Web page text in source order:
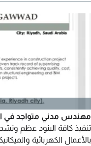
تنفيذ كافة البنود عظم
بالأعمال الكهربائية